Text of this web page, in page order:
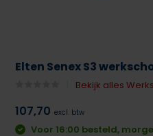
Elten Senex S3
Bekijk alles
107,70 excl. btw
Voor 16:00 besteld,